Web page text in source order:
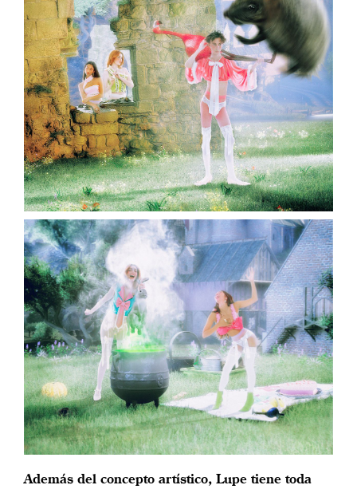
Además del concepto artístico, Lupe tiene toda